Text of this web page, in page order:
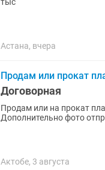
Астана, вчера
Продам или прокат
Договорная
Продам или на прокат
Дополнительно фото
Актобе, 3 августа